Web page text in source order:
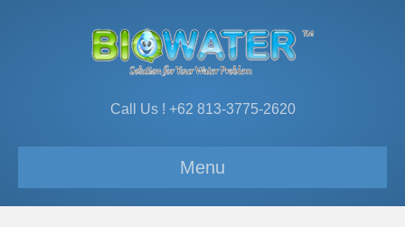
Call Us ! +62 813-3775-2620
Menu